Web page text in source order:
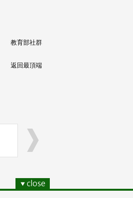
教育部社群
返回最頂端